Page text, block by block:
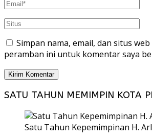
Simpan nama, email, dan situs web
peramban ini untuk komentar saya
SATU TAHUN MEMIMPIN KOTA
Satu Tahun Kepemimpinan H.